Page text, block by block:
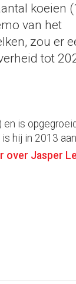
koeien
van het
zou er
tot
en is
hij in 2013 aan...
over Jasper